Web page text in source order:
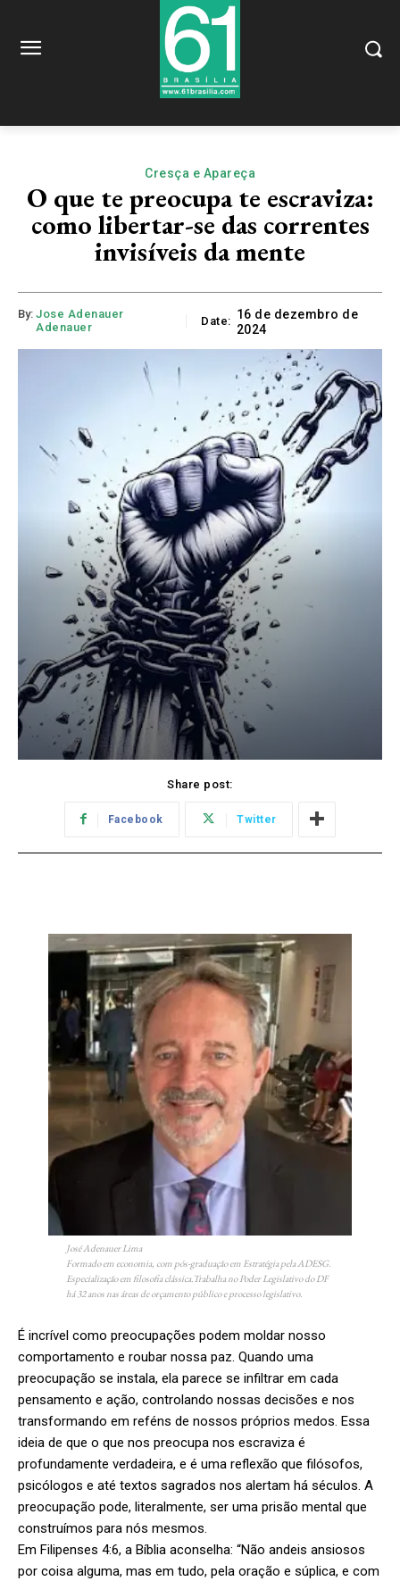
Cresça e Apareça
O que te preocupa te escraviza:
como libertar-se das correntes
invisíveis da mente
By: Jose Adenauer
Adenauer
Date: 16 de dezembro de
2024
Share post:
Facebook Twitter
José Adenauer Lima
Formado em economia, com pós-graduação em Estratégia pela ADESG.
Especialização em filosofia clássica.Trabalha no Poder Legislativo do DF
há 32 anos nas áreas de orçamento público e processo legislativo.
É incrível como preocupações podem moldar nosso
comportamento e roubar nossa paz. Quando uma
preocupação se instala, ela parece se infiltrar em cada
pensamento e ação, controlando nossas decisões e nos
transformando em reféns de nossos próprios medos. Essa
ideia de que o que nos preocupa nos escraviza é
profundamente verdadeira, e é uma reflexão que filósofos,
psicólogos e até textos sagrados nos alertam há séculos. A
preocupação pode, literalmente, ser uma prisão mental que
construímos para nós mesmos.
Em Filipenses 4:6, a Bíblia aconselha: “Não andeis ansiosos
por coisa alguma, mas em tudo, pela oração e súplica, e com